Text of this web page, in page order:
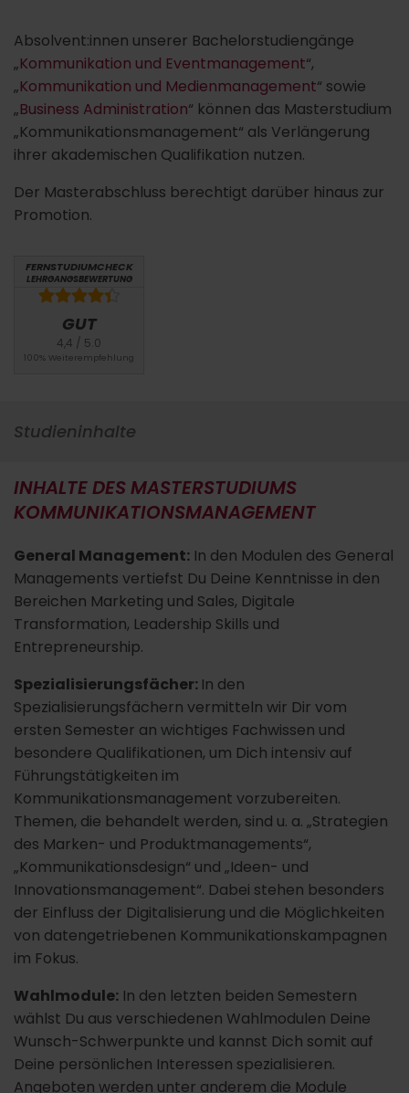
Absolvent:innen unserer Bachelorstudiengänge
„Kommunikation und Eventmanagement“,
„Kommunikation und Medienmanagement“ sowie
„Business Administration“ können das Masterstudium
„Kommunikationsmanagement“ als Verlängerung
ihrer akademischen Qualifikation nutzen.
Der Masterabschluss berechtigt darüber hinaus zur
Promotion.
FERNSTUDIUMCHECK
LEHRGANGSBEWERTUNG
GUT
4,4 / 5.0
100% Weiterempfehlung
Studieninhalte
INHALTE DES MASTERSTUDIUMS
KOMMUNIKATIONSMANAGEMENT
General Management: In den Modulen des General
Managements vertiefst Du Deine Kenntnisse in den
Bereichen Marketing und Sales, Digitale
Transformation, Leadership Skills und
Entrepreneurship.
Spezialisierungsfächer: In den
Spezialisierungsfächern vermitteln wir Dir vom
ersten Semester an wichtiges Fachwissen und
besondere Qualifikationen, um Dich intensiv auf
Führungstätigkeiten im
Kommunikationsmanagement vorzubereiten.
Themen, die behandelt werden, sind u. a. „Strategien
des Marken- und Produktmanagements“,
„Kommunikationsdesign“ und „Ideen- und
Innovationsmanagement“. Dabei stehen besonders
der Einfluss der Digitalisierung und die Möglichkeiten
von datengetriebenen Kommunikationskampagnen
im Fokus.
Wahlmodule: In den letzten beiden Semestern
wählst Du aus verschiedenen Wahlmodulen Deine
Wunsch-Schwerpunkte und kannst Dich somit auf
Deine persönlichen Interessen spezialisieren.
Angeboten werden unter anderem die Module